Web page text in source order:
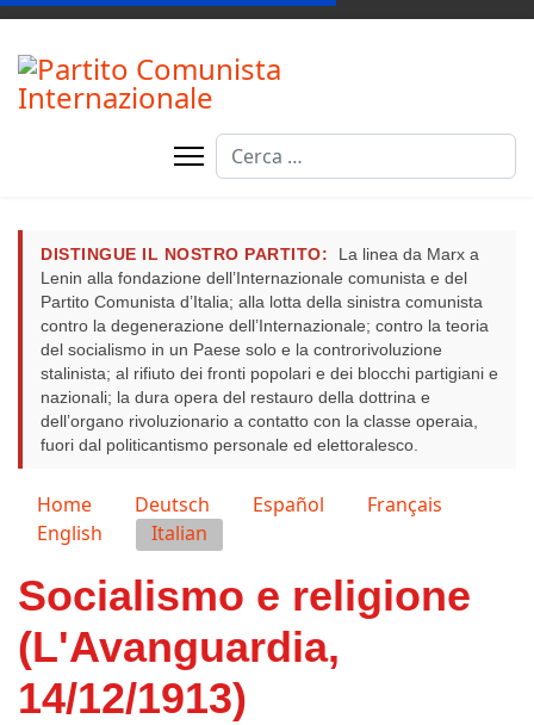
Cerca
DISTINGUE IL NOSTRO PARTITO:
La linea da Marx a
Lenin alla fondazione dell’Internazionale comunista e del
Partito Comunista d’Italia; alla lotta della sinistra comunista
contro la degenerazione dell’Internazionale; contro la teoria
del socialismo in un Paese solo e la controrivoluzione
stalinista; al rifiuto dei fronti popolari e dei blocchi partigiani e
nazionali; la dura opera del restauro della dottrina e
dell’organo rivoluzionario a contatto con la classe operaia,
fuori dal politicantismo personale ed elettoralesco.
Seleziona la tua lingua
Home Deutsch Español
Français
English
Italian
Socialismo e religione
(L'Avanguardia,
14/12/1913)